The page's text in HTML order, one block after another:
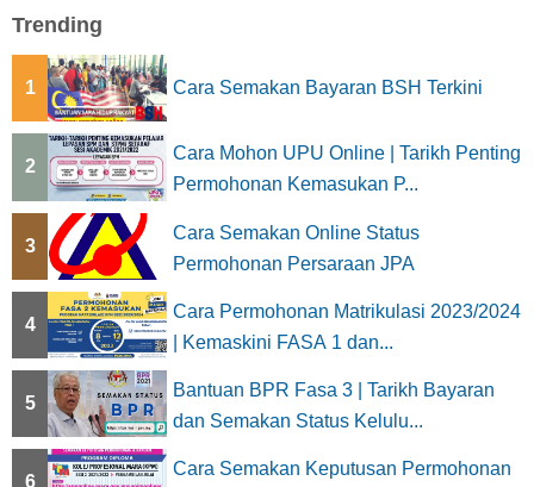
Trending
1 Cara Semakan Bayaran BSH Terkini
2
Cara Mohon UPU Online | Tarikh Penting
Permohonan Kemasukan P...
3
Cara Semakan Online Status
Permohonan Persaraan JPA
4
Cara Permohonan Matrikulasi 2023/2024
| Kemaskini FASA 1 dan...
5
Bantuan BPR Fasa 3 | Tarikh Bayaran
dan Semakan Status Kelulu...
6
Cara Semakan Keputusan Permohonan